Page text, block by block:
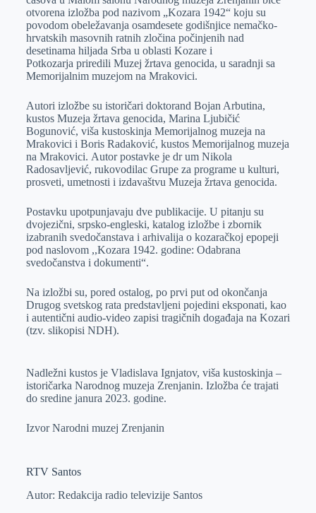
rn
A
p
p
i
l
otvorena izložba pod nazivom „Kozara 1942“ koju su
povodom obeležavanja osamdesete godišnjice nemačko-
hrvatskih masovnih ratnih zločina počinjenih nad
desetinama hilјada Srba u oblasti Kozare i
Potkozarja priredili Muzej žrtava genocida, u saradnji sa
Memorijalnim muzejom na Mrakovici.
Autori izložbe su istoričari doktorand Bojan Arbutina,
kustos Muzeja žrtava genocida, Marina Ljubičić
Bogunović, viša kustoskinja Memorijalnog muzeja na
Mrakovici i Boris Radaković, kustos Memorijalnog muzeja
na Mrakovici. Autor postavke je dr um Nikola
Radosavlјević, rukovodilac Grupe za programe u kulturi,
prosveti, umetnosti i izdavaštvu Muzeja žrtava genocida.
Postavku upotpunjavaju dve publikacije. U pitanju su
dvojezični, srpsko-engleski, katalog izložbe i zbornik
izabranih svedočanstava i arhivalija o kozaračkoj epopeji
pod naslovom ,,Kozara 1942. godine: Odabrana
svedočanstva i dokumenti“.
Na izložbi su, pored ostalog, po prvi put od okončanja
Drugog svetskog rata predstavlјeni pojedini eksponati, kao
i autentični audio-video zapisi tragičnih događaja na Kozari
(tzv. slikopisi NDH).
Nadležni kustos je Vladislava Ignjatov, viša kustoskinja –
istoričarka Narodnog muzeja Zrenjanin. Izložba će trajati
do sredine janura 2023. godine.
Izvor Narodni muzej Zrenjanin
RTV Santos
Autor: Redakcija radio televizije Santos